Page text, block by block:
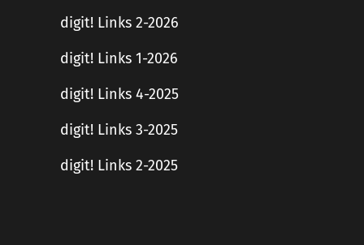
digit! Links 2-2026
digit! Links 1-2026
digit! Links 4-2025
digit! Links 3-2025
digit! Links 2-2025